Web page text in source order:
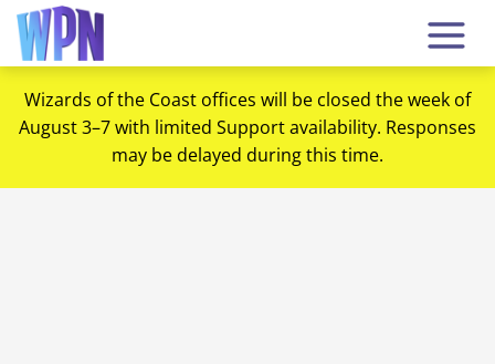
Wizards of the Coast offices will be closed the week of
August 3–7 with limited Support availability. Responses
may be delayed during this time.